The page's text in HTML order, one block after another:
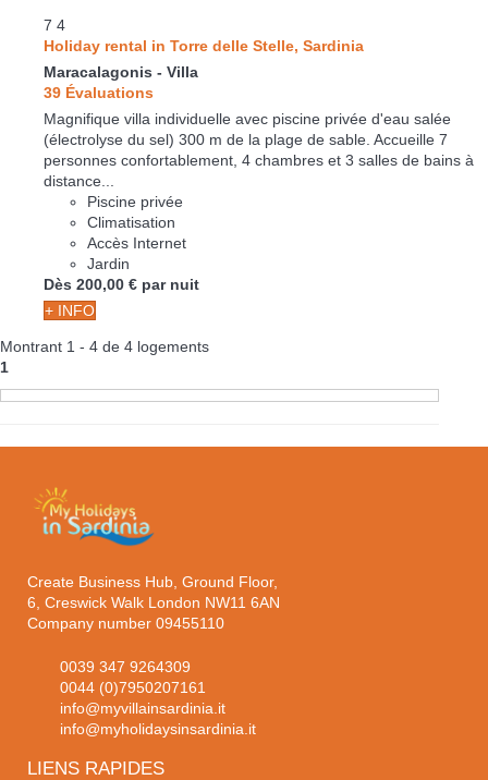
7 4
Holiday rental in Torre delle Stelle, Sardinia
Maracalagonis - Villa
39 Évaluations
Magnifique villa individuelle avec piscine privée d'eau salée
(électrolyse du sel) 300 m de la plage de sable. Accueille 7
personnes confortablement, 4 chambres et 3 salles de bains à
distance...
Piscine privée
Climatisation
Accès Internet
Jardin
Dès 200,00 € par nuit
+ INFO
Montrant 1 - 4 de 4 logements
1
Create Business Hub, Ground Floor,
6, Creswick Walk London NW11 6AN
Company number 09455110
0039 347 9264309
0044 (0)7950207161
info@myvillainsardinia.it
info@myholidaysinsardinia.it
LIENS RAPIDES